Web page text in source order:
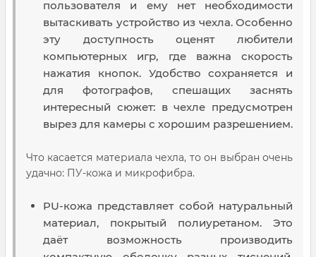
пользователя и ему нет необходимости
вытаскивать устройство из чехла. Особенно
эту доступность оценят любители
компьютерных игр, где важна скорость
нажатия кнопок. Удобство сохраняется и
для фотографов, спешащих заснять
интересный сюжет: в чехле предусмотрен
вырез для камеры с хорошим разрешением.
Что касается материала чехла, то он выбран очень
удачно: ПУ-кожа и микрофибра.
PU-кожа представляет собой натуральный
материал, покрытый полиуретаном. Это
даёт возможность производить